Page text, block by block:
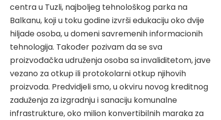
centra u Tuzli, najboljeg tehnološkog parka na
Balkanu, koji u toku godine izvrši edukaciju oko dvije
hiljade osoba, u domeni savremenih informacionih
tehnologija. Također pozivam da se sva
proizvođačka udruženja osoba sa invaliditetom, jave
vezano za otkup ili protokolarni otkup njihovih
proizvoda. Predvidjeli smo, u okviru novog kreditnog
zaduženja za izgradnju i sanaciju komunalne
infrastrukture, oko milion konvertibilnih maraka za